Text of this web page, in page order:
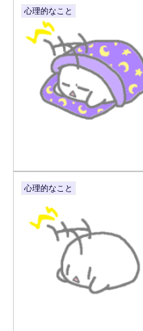
心理的なこと
心理的なこと